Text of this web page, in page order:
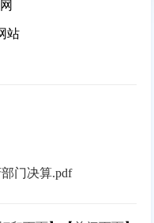
站
门决算.pdf